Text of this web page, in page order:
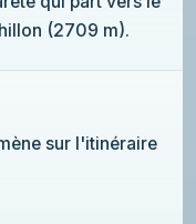
sud et conduit à la cime de l'Eschillon (2709 m).
l'itinéraire